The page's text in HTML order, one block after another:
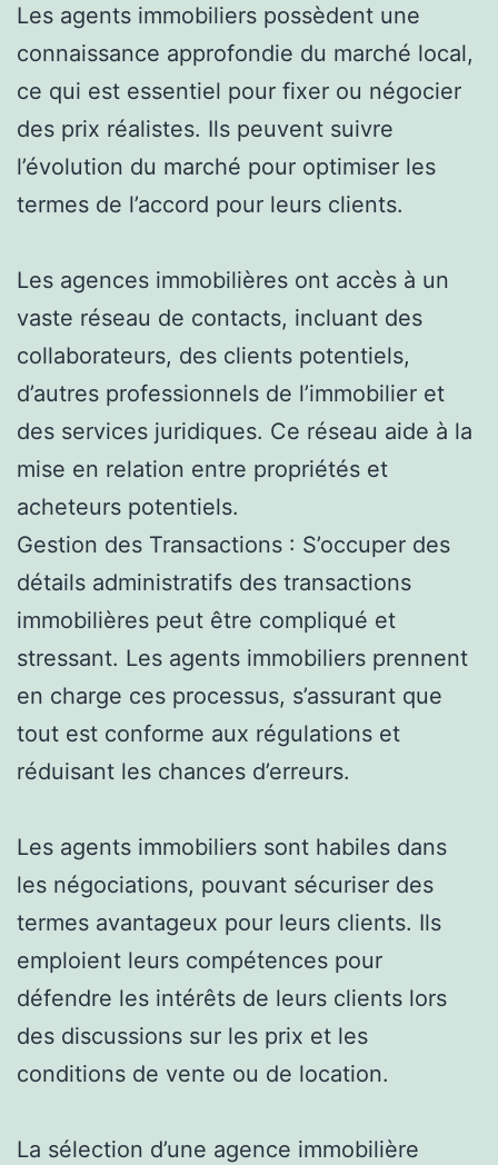
Les agents immobiliers possèdent une
connaissance approfondie du marché local,
ce qui est essentiel pour fixer ou négocier
des prix réalistes. Ils peuvent suivre
l’évolution du marché pour optimiser les
termes de l’accord pour leurs clients.
Les agences immobilières ont accès à un
vaste réseau de contacts, incluant des
collaborateurs, des clients potentiels,
d’autres professionnels de l’immobilier et
des services juridiques. Ce réseau aide à la
mise en relation entre propriétés et
acheteurs potentiels.
Gestion des Transactions : S’occuper des
détails administratifs des transactions
immobilières peut être compliqué et
stressant. Les agents immobiliers prennent
en charge ces processus, s’assurant que
tout est conforme aux régulations et
réduisant les chances d’erreurs.
Les agents immobiliers sont habiles dans
les négociations, pouvant sécuriser des
termes avantageux pour leurs clients. Ils
emploient leurs compétences pour
défendre les intérêts de leurs clients lors
des discussions sur les prix et les
conditions de vente ou de location.
La sélection d’une agence immobilière